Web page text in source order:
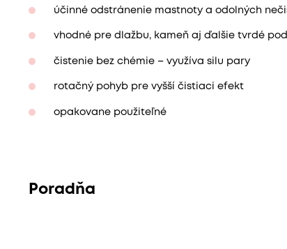
účinné odstránenie mastnoty a odolných
vhodné pre dlažbu, kameň aj ďalšie tvrdé
čistenie bez chémie – využíva silu pary
rotačný pohyb pre vyšší čistiaci efekt
opakovane použiteľné
Poradňa